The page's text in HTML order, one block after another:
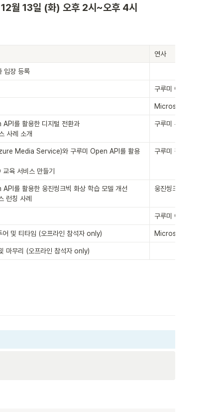
월 13일 (화) 오후 2시~오후 4시
연사
입장 등록
구루미 이랑혁 CEO
Microsoft 이웅세 부문
를 활용한 디지털 전환과
사례 소개
구루미 유민재 COO
Media Service)와 구루미 Open API를 활용
육 서비스 만들기
구루미 김범석 개발팀장
를 활용한 웅진씽크빅 화상 학습 모델 개선
런칭 사례
웅진씽크빅 장재욱 PM
구루미 이랑혁 CEO
어 및 티타임 (오프라인 참석자 only) Microsoft 김이현 매니
마무리 (오프라인 참석자 only)